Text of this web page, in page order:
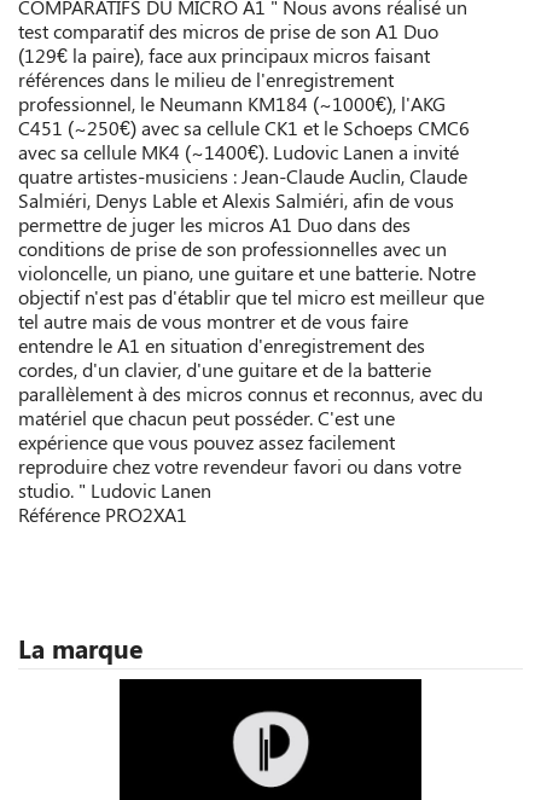
COMPARATIFS DU MICRO A1 " Nous avons réalisé un
test comparatif des micros de prise de son A1 Duo
(129€ la paire), face aux principaux micros faisant
références dans le milieu de l'enregistrement
professionnel, le Neumann KM184 (~1000€), l'AKG
C451 (~250€) avec sa cellule CK1 et le Schoeps CMC6
avec sa cellule MK4 (~1400€). Ludovic Lanen a invité
quatre artistes-musiciens : Jean-Claude Auclin, Claude
Salmiéri, Denys Lable et Alexis Salmiéri, afin de vous
permettre de juger les micros A1 Duo dans des
conditions de prise de son professionnelles avec un
violoncelle, un piano, une guitare et une batterie. Notre
objectif n'est pas d'établir que tel micro est meilleur que
tel autre mais de vous montrer et de vous faire
entendre le A1 en situation d'enregistrement des
cordes, d'un clavier, d'une guitare et de la batterie
parallèlement à des micros connus et reconnus, avec du
matériel que chacun peut posséder. C'est une
expérience que vous pouvez assez facilement
reproduire chez votre revendeur favori ou dans votre
studio. " Ludovic Lanen
Référence PRO2XA1
La marque